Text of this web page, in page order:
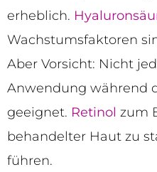
erheblich.
Wachstumsfaktoren
Aber Vorsicht: Nicht
Anwendung während
geeignet. Retinol zum
behandelter Haut zu
führen.